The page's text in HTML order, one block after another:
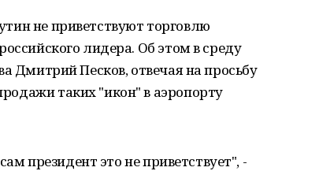
не приветствуют торговлю
лидера. Об этом в среду
Дмитрий Песков, отвечая на просьбу
таких "икон" в аэропорту
президент это не приветствует", -